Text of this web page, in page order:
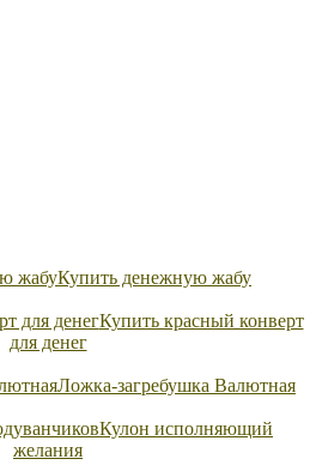
Купить денежную жабу
Купить красный конверт
для денег
Ложка-загребушка Валютная
Кулон исполняющий
желания